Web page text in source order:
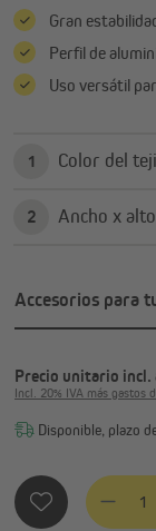
Gran
Perfil de
Uso versátil
1
2
Accesorios para
Precio unitario incl.
Incl. 20% IVA más gastos
Disponible, plazo
Cantidad